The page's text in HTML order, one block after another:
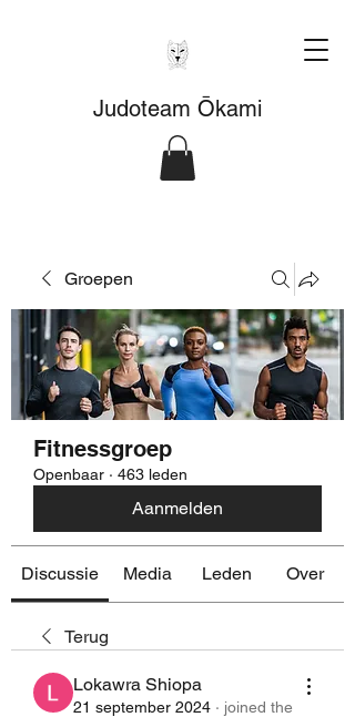
Judoteam Ōkami
Groepen
Fitnessgroep
Openbaar · 463 leden
Aanmelden
Discussie Media Leden Over
Terug
Lokawra Shiopa
21 september 2024 · joined the